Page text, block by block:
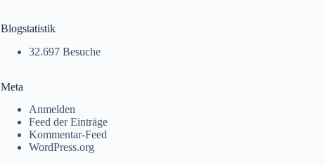
Blogstatistik
32.697 Besuche
Meta
Anmelden
Feed der Einträge
Kommentar-Feed
WordPress.org